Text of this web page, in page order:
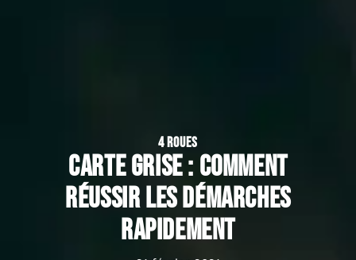
4 ROUES
Carte grise : comment
réussir les démarches
rapidement